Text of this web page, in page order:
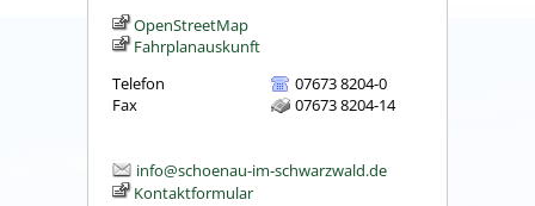
OpenStreetMap
Fahrplanauskunft
Telefon
07673 8204-0
Fax
07673 8204-14
info@schoenau-im-schwarzwald.de
Kontaktformular